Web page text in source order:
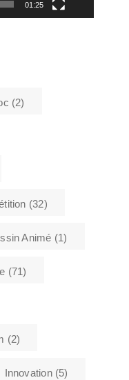
01:25
(2)
(32)
Animé (1)
(71)
(2)
Innovation(5)